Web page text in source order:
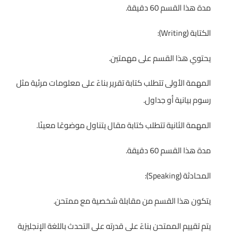
مدة هذا القسم 60 دقيقة.
الكتابة (Writing):
يحتوي هذا القسم على مهمتين.
المهمة الأولى تتطلب كتابة تقرير بناءً على معلومات مرئية مثل
رسوم بيانية أو جداول.
المهمة الثانية تتطلب كتابة مقال يتناول موضوعًا معينًا.
مدة هذا القسم 60 دقيقة.
المحادثة (Speaking):
يتكون هذا القسم من مقابلة شخصية مع ممتحن.
يتم تقييم الممتحن بناءً على قدرته على التحدث باللغة الإنجليزية